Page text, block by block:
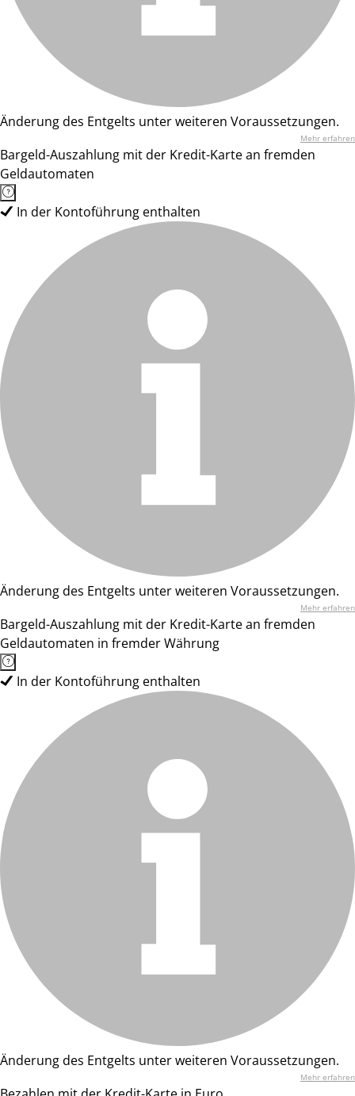
Änderung des Entgelts unter weiteren Voraussetzungen.
Mehr erfahren
Bargeld-Auszahlung mit der Kredit-Karte an fremden
Geldautomaten
In der Kontoführung enthalten
Änderung des Entgelts unter weiteren Voraussetzungen.
Mehr erfahren
Bargeld-Auszahlung mit der Kredit-Karte an fremden
Geldautomaten in fremder Währung
In der Kontoführung enthalten
Änderung des Entgelts unter weiteren Voraussetzungen.
Mehr erfahren